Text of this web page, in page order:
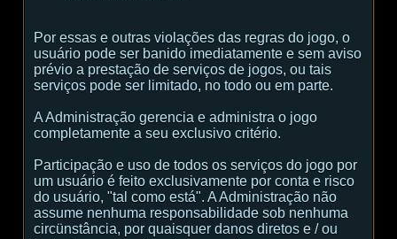
Por essas e outras violações das regras do jogo, o
usuário pode ser banido imediatamente e sem aviso
prévio a prestação de serviços de jogos, ou tais
serviços pode ser limitado, no todo ou em parte.
A Administração gerencia e administra o jogo
completamente a seu exclusivo critério.
Participação e uso de todos os serviços do jogo por
um usuário é feito exclusivamente por conta e risco
do usuário, "tal como está". A Administração não
assume nenhuma responsabilidade sob nenhuma
circünstância, por quaisquer danos diretos e / ou